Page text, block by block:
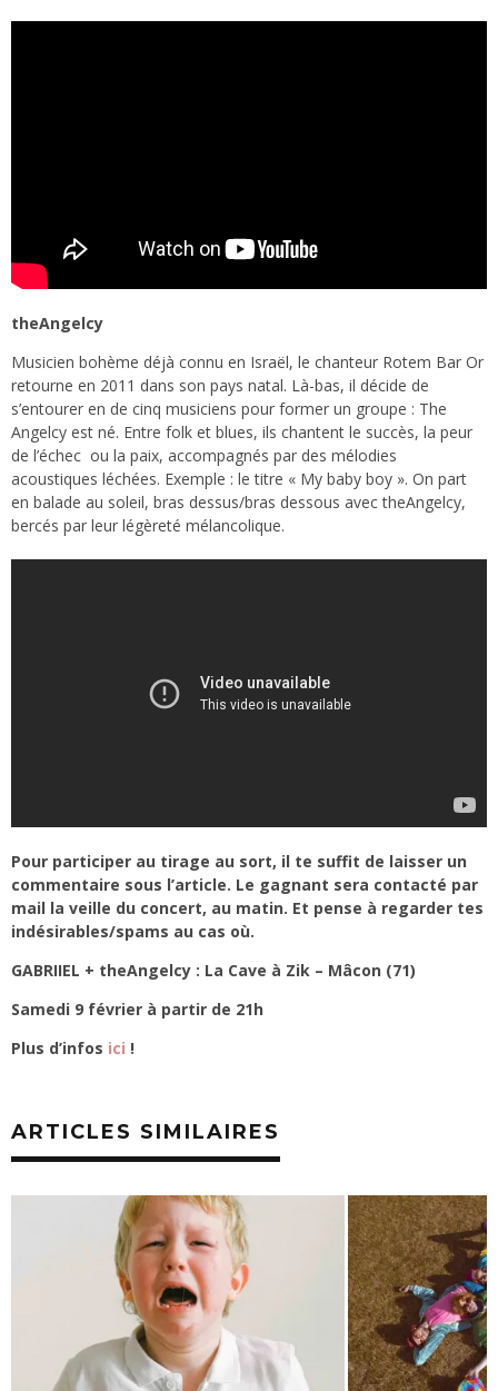
theAngelcy
Musicien bohème déjà connu en Israël, le chanteur Rotem Bar Or
retourne en 2011 dans son pays natal. Là-bas, il décide de
s’entourer en de cinq musiciens pour former un groupe : The
Angelcy est né. Entre folk et blues, ils chantent le succès, la peur
de l’échec ou la paix, accompagnés par des mélodies
acoustiques léchées. Exemple : le titre « My baby boy ». On part
en balade au soleil, bras dessus/bras dessous avec theAngelcy,
bercés par leur légèreté mélancolique.
Pour participer au tirage au sort, il te suffit de laisser un
commentaire sous l’article. Le gagnant sera contacté par
mail la veille du concert, au matin. Et pense à regarder tes
indésirables/spams au cas où.
GABRIIEL + theAngelcy : La Cave à Zik – Mâcon (71)
Samedi 9 février à partir de 21h
Plus d’infos ici !
ARTICLES SIMILAIRES